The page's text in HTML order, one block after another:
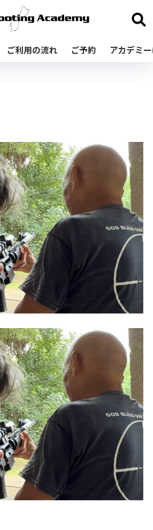
ご利用の流れ ご予約 アカデミ